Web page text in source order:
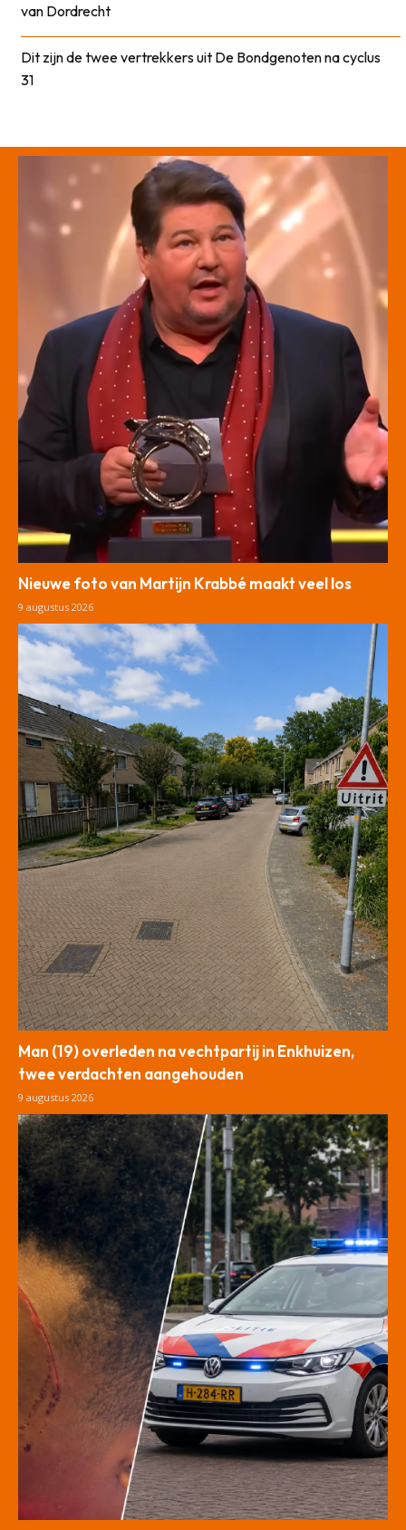
van Dordrecht
Dit zijn de twee vertrekkers uit De Bondgenoten na cyclus
31
Nieuwe foto van Martijn Krabbé maakt veel los
9 augustus 2026
Man (19) overleden na vechtpartij in Enkhuizen,
twee verdachten aangehouden
9 augustus 2026